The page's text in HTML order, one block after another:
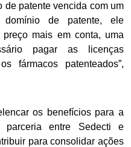
de patente vencida com um
de patente, ele
mais em conta, uma
pagar as licenças
fármacos patenteados”,
os benefícios para a
parceria entre Sedecti e
para consolidar ações